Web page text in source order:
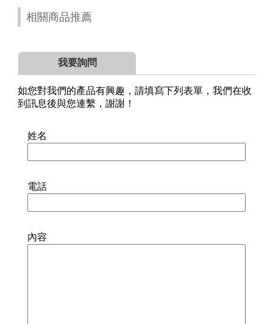
相關商品推薦
我要詢問
如您對我們的產品有興趣，請填寫下列表單，我們在收
到訊息後與您連繫，謝謝！
姓名
電話
內容